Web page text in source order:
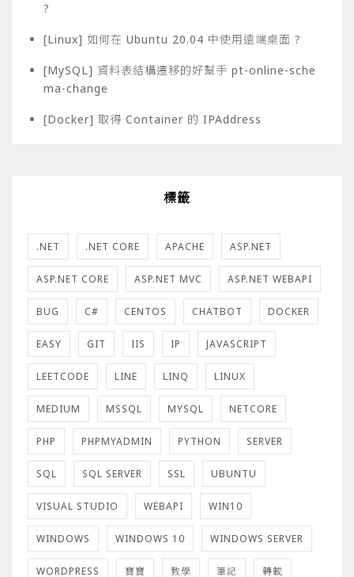
?
[Linux] 如何在 Ubuntu 20.04 中使用遠端桌面 ?
[MySQL] 資料表結構遷移的好幫手 pt-online-sche
ma-change
[Docker] 取得 Container 的 IPAddress
標籤
.NET .NET CORE APACHE ASP.NET
ASP.NET CORE ASP.NET MVC ASP.NET WEBAPI
BUG C# CENTOS CHATBOT DOCKER
EASY GIT IIS IP JAVASCRIPT
LEETCODE LINE LINQ LINUX
MEDIUM MSSQL MYSQL NETCORE
PHP PHPMYADMIN PYTHON SERVER
SQL SQL SERVER SSL UBUNTU
VISUAL STUDIO WEBAPI WIN10
WINDOWS WINDOWS 10 WINDOWS SERVER
WORDPRESS 寶寶 教學 筆記 轉載